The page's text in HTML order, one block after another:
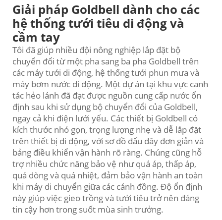
Giải pháp Goldbell dành cho các
hệ thống tưới tiêu di động và
cầm tay
Tôi đã giúp nhiều đội nông nghiệp lắp đặt bộ
chuyển đổi từ một pha sang ba pha Goldbell trên
các máy tưới di động, hệ thống tưới phun mưa và
máy bơm nước di động. Một dự án tại khu vực canh
tác hẻo lánh đã đạt được nguồn cung cấp nước ổn
định sau khi sử dụng bộ chuyển đổi của Goldbell,
ngay cả khi điện lưới yếu. Các thiết bị Goldbell có
kích thước nhỏ gọn, trọng lượng nhẹ và dễ lắp đặt
trên thiết bị di động, với sơ đồ đấu dây đơn giản và
bảng điều khiển vận hành rõ ràng. Chúng cũng hỗ
trợ nhiều chức năng bảo vệ như quá áp, thấp áp,
quá dòng và quá nhiệt, đảm bảo vận hành an toàn
khi máy di chuyển giữa các cánh đồng. Độ ổn định
này giúp việc gieo trồng và tưới tiêu trở nên đáng
tin cậy hơn trong suốt mùa sinh trưởng.